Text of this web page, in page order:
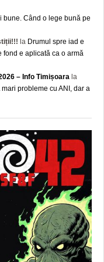
bune. Când o lege bună pe
la Drumul spre iad e
fond e aplicată ca o armă
– Info Timișoara la
probleme cu ANI, dar a